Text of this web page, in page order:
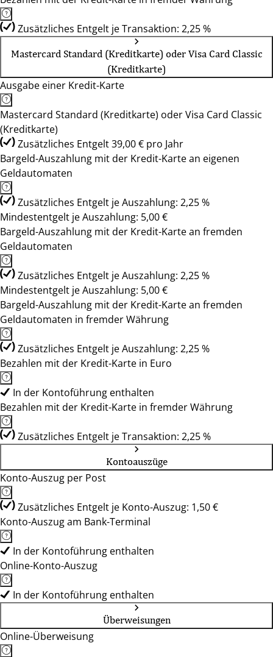
Zusätzliches Entgelt je Transaktion: 2,25 %
Mastercard Standard (Kreditkarte) oder Visa Card Classic
(Kreditkarte)
Ausgabe einer Kredit-Karte
Mastercard Standard (Kreditkarte) oder Visa Card Classic
(Kreditkarte)
Zusätzliches Entgelt 39,00 € pro Jahr
Bargeld-Auszahlung mit der Kredit-Karte an eigenen
Geldautomaten
Zusätzliches Entgelt je Auszahlung: 2,25 %
Mindestentgelt je Auszahlung: 5,00 €
Bargeld-Auszahlung mit der Kredit-Karte an fremden
Geldautomaten
Zusätzliches Entgelt je Auszahlung: 2,25 %
Mindestentgelt je Auszahlung: 5,00 €
Bargeld-Auszahlung mit der Kredit-Karte an fremden
Geldautomaten in fremder Währung
Zusätzliches Entgelt je Auszahlung: 2,25 %
Bezahlen mit der Kredit-Karte in Euro
In der Kontoführung enthalten
Bezahlen mit der Kredit-Karte in fremder Währung
Zusätzliches Entgelt je Transaktion: 2,25 %
Kontoauszüge
Konto-Auszug per Post
Zusätzliches Entgelt je Konto-Auszug: 1,50 €
Konto-Auszug am Bank-Terminal
In der Kontoführung enthalten
Online-Konto-Auszug
In der Kontoführung enthalten
Überweisungen
Online-Überweisung